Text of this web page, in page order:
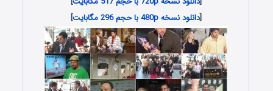
[دانلود نسخه 480p با حجم 296 مگابایت ]